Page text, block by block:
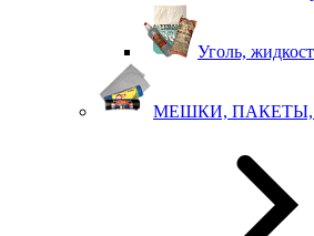
Уголь,
МЕШКИ,